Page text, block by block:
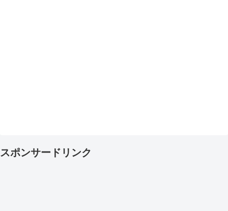
スポンサードリンク